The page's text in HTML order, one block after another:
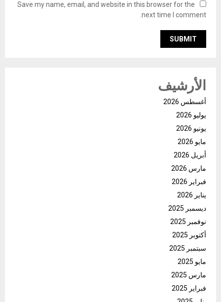
Save my name, email, and website in this browser for the
next time I comment.
الأرشيف
أغسطس 2026
يوليو 2026
يونيو 2026
مايو 2026
أبريل 2026
مارس 2026
فبراير 2026
يناير 2026
ديسمبر 2025
نوفمبر 2025
أكتوبر 2025
سبتمبر 2025
مايو 2025
مارس 2025
فبراير 2025